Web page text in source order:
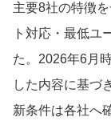
主要8社の特徴
ト対応・最低ユ
た。2026年6月
した内容に基づ
新条件は各社へ